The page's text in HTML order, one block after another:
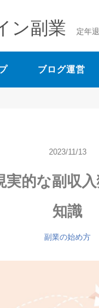
ン副業 定年
ブログ運営
2023/11/13
実的な副収
知識
副業の始め方